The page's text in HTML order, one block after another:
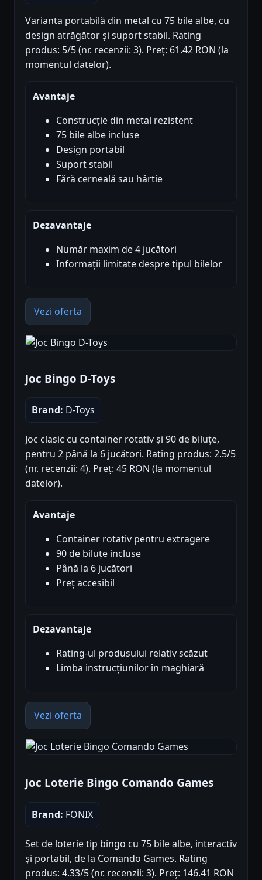
Varianta portabilă din metal cu 75 bile albe, cu
design atrăgător și suport stabil. Rating
produs: 5/5 (nr. recenzii: 3). Preț: 61.42 RON (la
momentul datelor).
Avantaje
Construcție din metal rezistent
75 bile albe incluse
Design portabil
Suport stabil
Fără cerneală sau hârtie
Dezavantaje
Număr maxim de 4 jucători
Informații limitate despre tipul bilelor
Vezi oferta
Joc Bingo D-Toys
Brand: D-Toys
Joc clasic cu container rotativ și 90 de biluțe,
pentru 2 până la 6 jucători. Rating produs: 2.5/5
(nr. recenzii: 4). Preț: 45 RON (la momentul
datelor).
Avantaje
Container rotativ pentru extragere
90 de biluțe incluse
Până la 6 jucători
Preț accesibil
Dezavantaje
Rating-ul produsului relativ scăzut
Limba instrucțiunilor în maghiară
Vezi oferta
Joc Loterie Bingo Comando Games
Brand: FONIX
Set de loterie tip bingo cu 75 bile albe, interactiv
și portabil, de la Comando Games. Rating
produs: 4.33/5 (nr. recenzii: 3). Preț: 146.41 RON